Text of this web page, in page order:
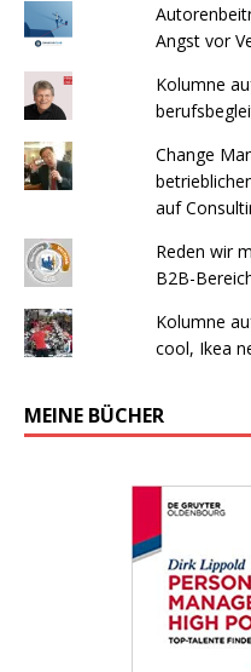
Angst vor
Kolumne
Change
auf
Reden wir
B2B-
Kolumne
cool, Ikea
MEINE BÜCHER